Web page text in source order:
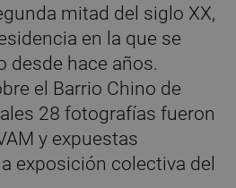
mitad del siglo XX,
en la que se
desde hace años.
el Barrio Chino de
28 fotografías fueron
y expuestas
exposición colectiva del